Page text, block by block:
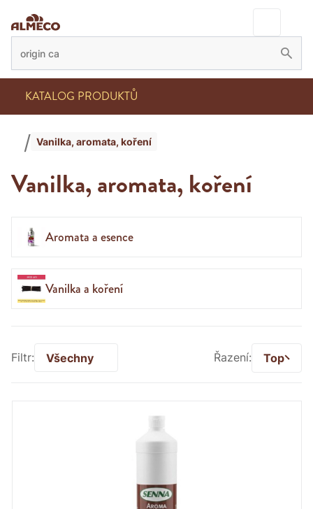
KATALOG PRODUKTŮ
Vanilka, aromata, koření
Vanilka, aromata, koření
Aromata a esence
Vanilka a koření
Filtr: Všechny Řazení: Top